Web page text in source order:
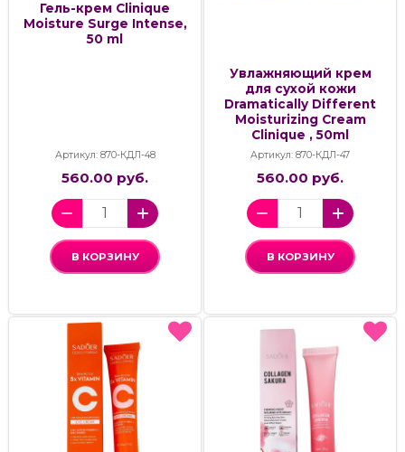
Гель-крем Clinique
Moisture Surge Intense,
50 ml
Артикул: 870-КДЛ-48
560.00 руб.
В КОРЗИНУ
Увлажняющий крем
для сухой кожи
Dramatically Different
Moisturizing Cream
Clinique , 50ml
Артикул: 870-КДЛ-47
560.00 руб.
В КОРЗИНУ